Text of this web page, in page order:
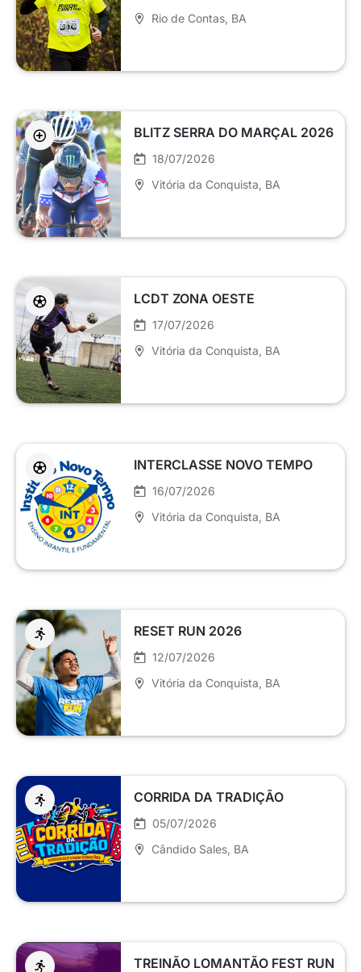
Rio de Contas , BA
BLITZ SERRA DO MARÇAL 2026
18/07/2026
Vitória da Conquista , BA
LCDT ZONA OESTE
17/07/2026
Vitória da Conquista , BA
INTERCLASSE NOVO TEMPO
16/07/2026
Vitória da Conquista , BA
RESET RUN 2026
12/07/2026
Vitória da Conquista , BA
CORRIDA DA TRADIÇÃO
05/07/2026
Cândido Sales , BA
TREINÃO LOMANTÃO FEST RUN